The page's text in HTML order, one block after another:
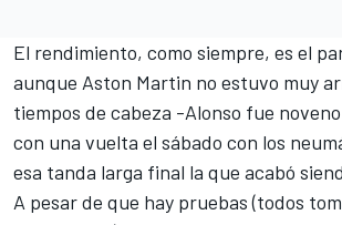
El rendimiento, como siempre, es el
aunque Aston Martin no estuvo muy
tiempos de cabeza -Alonso fue
con una vuelta el sábado con los
esa tanda larga final la que acabó
A pesar de que hay pruebas (todos